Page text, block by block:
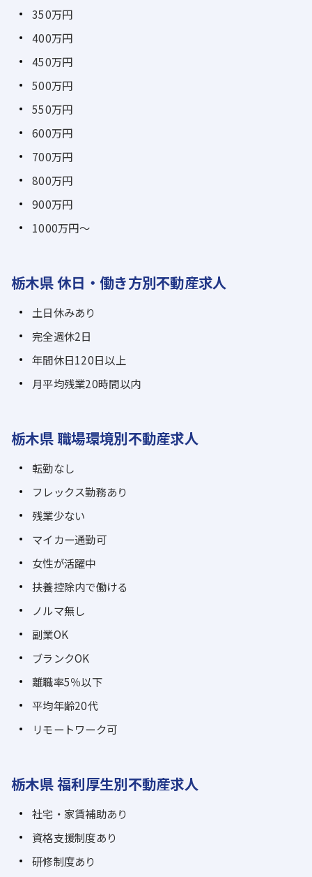
350万円
400万円
450万円
500万円
550万円
600万円
700万円
800万円
900万円
1000万円～
栃木県 休日・働き方別不動産求人
土日休みあり
完全週休2日
年間休日120日以上
月平均残業20時間以内
栃木県 職場環境別不動産求人
転勤なし
フレックス勤務あり
残業少ない
マイカー通勤可
女性が活躍中
扶養控除内で働ける
ノルマ無し
副業OK
ブランクOK
離職率5％以下
平均年齢20代
リモートワーク可
栃木県 福利厚生別不動産求人
社宅・家賃補助あり
資格支援制度あり
研修制度あり